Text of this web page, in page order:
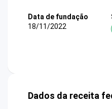
Data de fundação
18/11/2022
Dados da receita